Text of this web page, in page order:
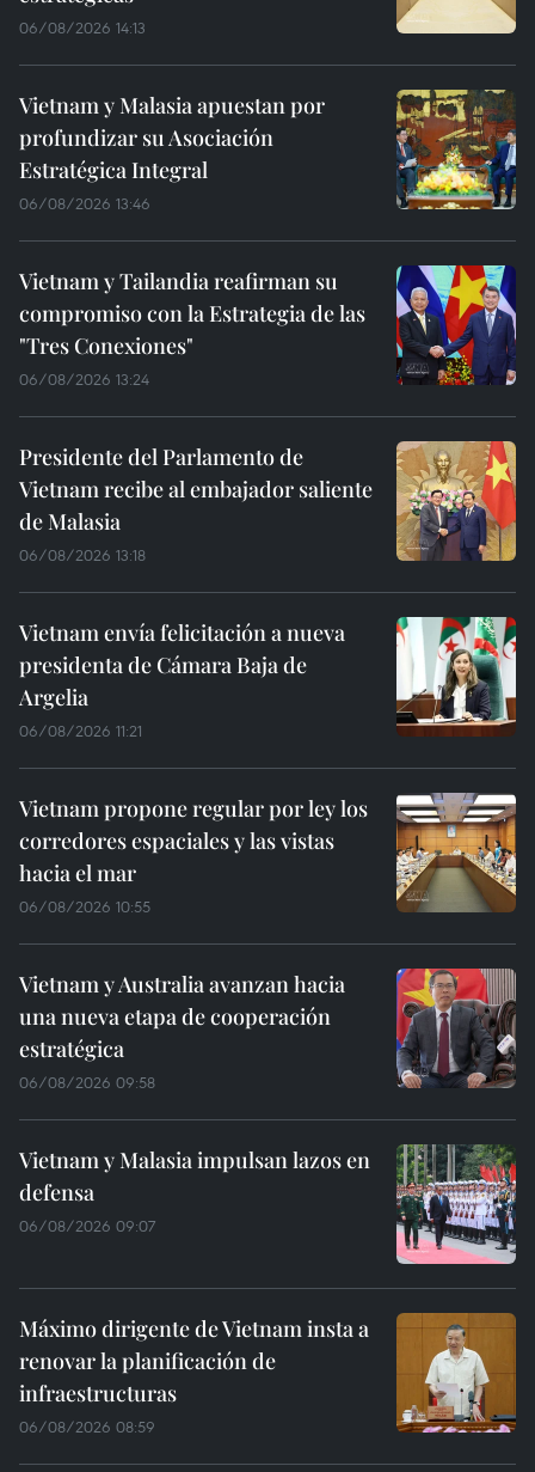
06/08/2026 14:13
Vietnam y Malasia apuestan por
profundizar su Asociación
Estratégica Integral
06/08/2026 13:46
Vietnam y Tailandia reafirman su
compromiso con la Estrategia de las
"Tres Conexiones"
06/08/2026 13:24
Presidente del Parlamento de
Vietnam recibe al embajador saliente
de Malasia
06/08/2026 13:18
Vietnam envía felicitación a nueva
presidenta de Cámara Baja de
Argelia
06/08/2026 11:21
Vietnam propone regular por ley los
corredores espaciales y las vistas
hacia el mar
06/08/2026 10:55
Vietnam y Australia avanzan hacia
una nueva etapa de cooperación
estratégica
06/08/2026 09:58
Vietnam y Malasia impulsan lazos en
defensa
06/08/2026 09:07
Máximo dirigente de Vietnam insta a
renovar la planificación de
infraestructuras
06/08/2026 08:59